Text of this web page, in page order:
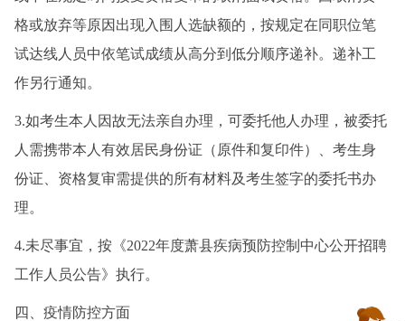
格或放弃等原因出现入围人选缺额的，按规定在同职位笔
试达线人员中依笔试成绩从高分到低分顺序递补。递补工
作另行通知。
3.如考生本人因故无法亲自办理，可委托他人办理，被委托
人需携带本人有效居民身份证（原件和复印件）、考生身
份证、资格复审需提供的所有材料及考生签字的委托书办
理。
4.未尽事宜，按《2022年度萧县疾病预防控制中心公开招聘
工作人员公告》执行。
四、疫情防控方面